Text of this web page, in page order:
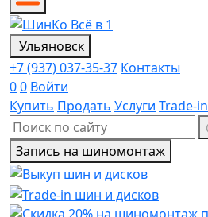
Ульяновск
+7 (937) 037-35-37 Контакты
00 Войти
Купить Продать Услуги Trade-in
Запись на шиномонтаж